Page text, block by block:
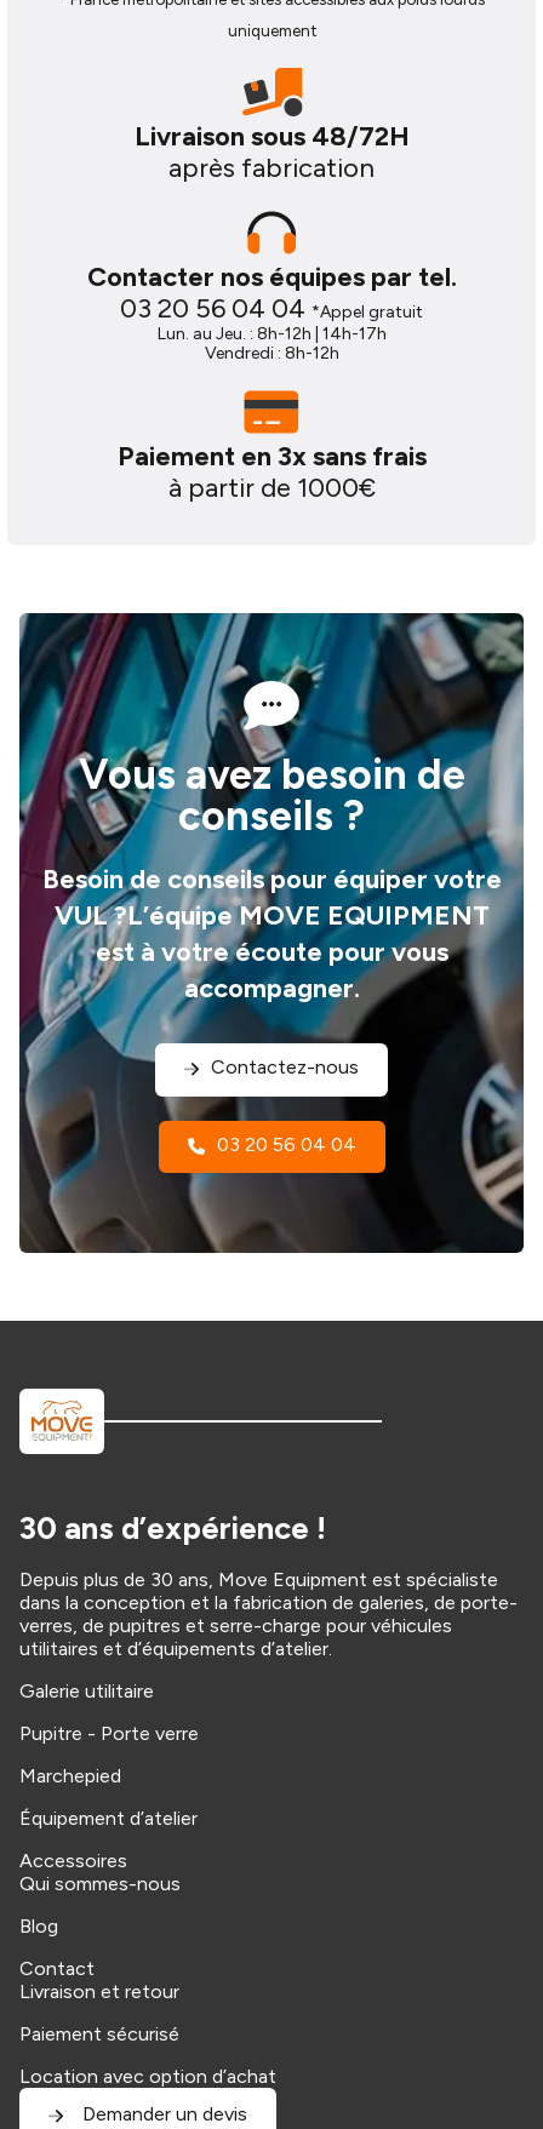
uniquement
Livraison sous 48/72H
après fabrication
Contacter nos équipes par tel.
03 20 56 04 04 *Appel gratuit
Lun. au Jeu. : 8h-12h | 14h-17h
Vendredi : 8h-12h
Paiement en 3x sans frais
à partir de 1000€
Vous avez besoin de
conseils ?
Besoin de conseils pour équiper votre
VUL ?L’équipe MOVE EQUIPMENT
est à votre écoute pour vous
accompagner.
Contactez-nous
03 20 56 04 04
30 ans d’expérience !
Depuis plus de 30 ans, Move Equipment est spécialiste
dans la conception et la fabrication de galeries, de porte-
verres, de pupitres et serre-charge pour véhicules
utilitaires et d’équipements d’atelier.
Galerie utilitaire
Pupitre - Porte verre
Marchepied
Équipement d’atelier
Accessoires
Qui sommes-nous
Blog
Contact
Livraison et retour
Paiement sécurisé
Location avec option d’achat
Demander un devis